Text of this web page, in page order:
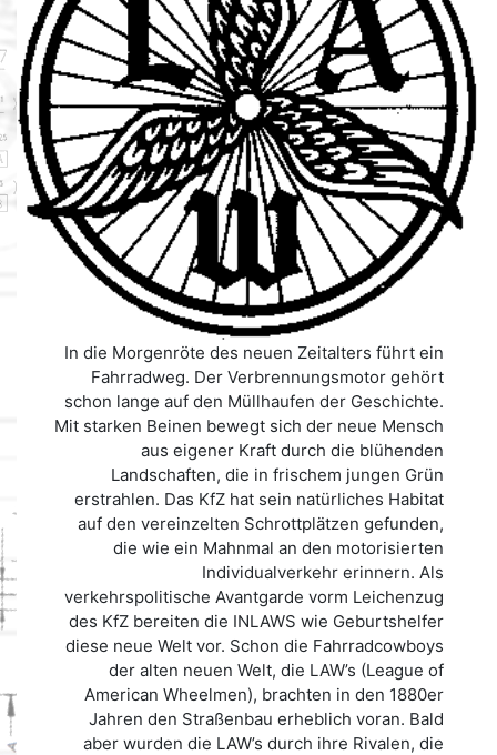
In die Morgenröte des neuen Zeitalters führt ein
Fahrradweg. Der Verbrennungsmotor gehört
schon lange auf den Müllhaufen der Geschichte.
Mit starken Beinen bewegt sich der neue Mensch
aus eigener Kraft durch die blühenden
Landschaften, die in frischem jungen Grün
erstrahlen. Das KfZ hat sein natürliches Habitat
auf den vereinzelten Schrottplätzen gefunden,
die wie ein Mahnmal an den motorisierten
Individualverkehr erinnern. Als
verkehrspolitische Avantgarde vorm Leichenzug
des KfZ bereiten die INLAWS wie Geburtshelfer
diese neue Welt vor. Schon die Fahrradcowboys
der alten neuen Welt, die LAW’s (League of
American Wheelmen), brachten in den 1880er
Jahren den Straßenbau erheblich voran. Bald
aber wurden die LAW’s durch ihre Rivalen, die